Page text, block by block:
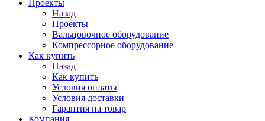
Проекты
Назад
Проекты
Вальцовочное оборудование
Компрессорное оборудование
Как купить
Назад
Как купить
Условия оплаты
Условия доставки
Гарантия на товар
Компания